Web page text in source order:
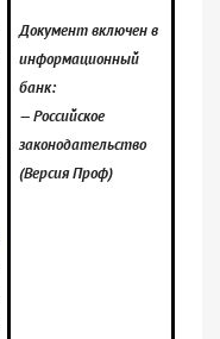
Документ включен в
информационный
банк:
— Российское
законодательство
(Версия Проф)